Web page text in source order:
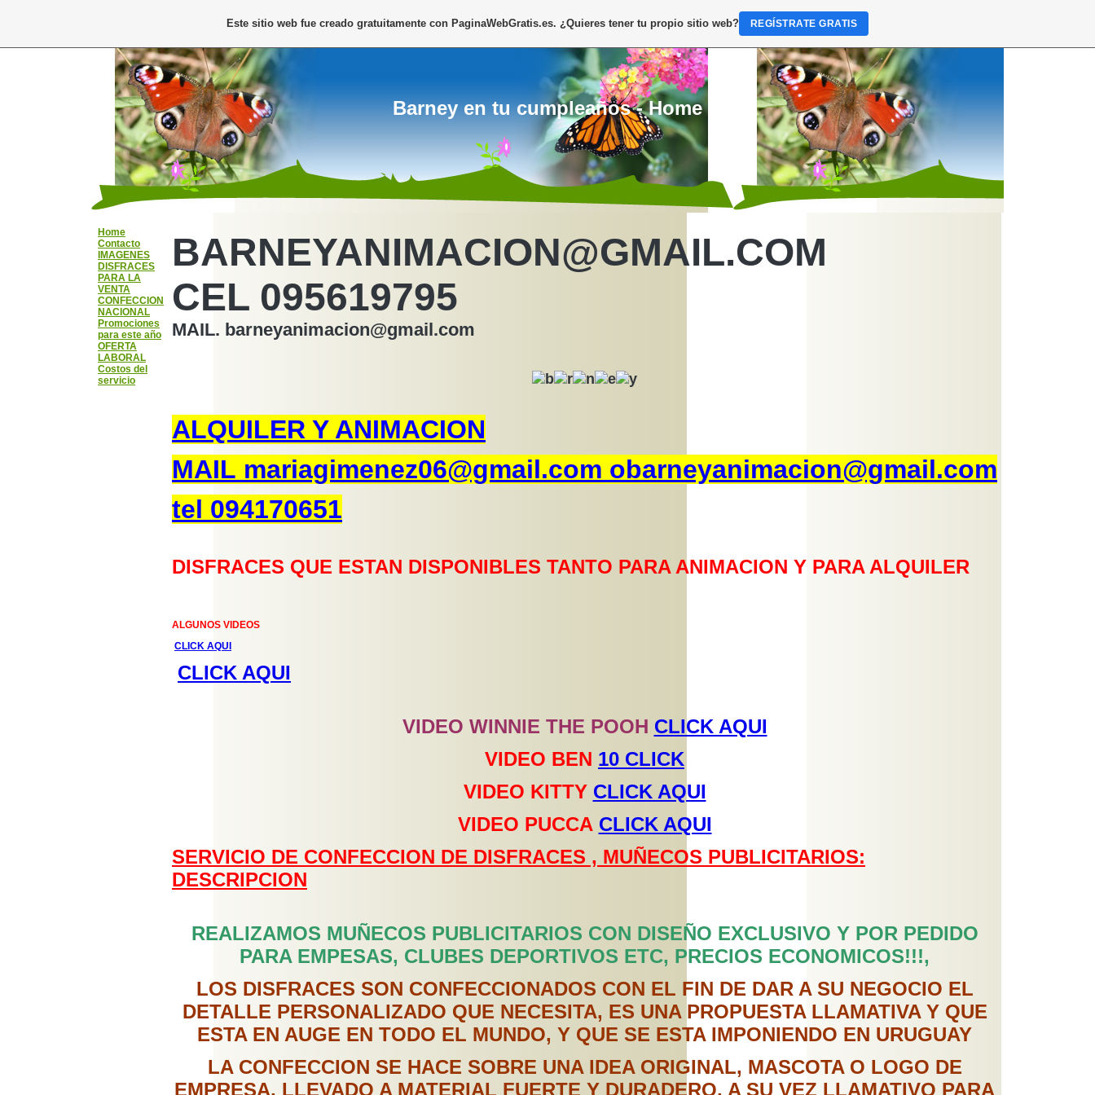
Barney en tu cumpleaños - Home
Home
Contacto
IMAGENES
DISFRACES
PARA LA
VENTA
CONFECCION
NACIONAL
Promociones
para este año
OFERTA
LABORAL
Costos del
servicio
BARNEYANIMACION@GMAIL.COM
CEL 095619795
MAIL. barneyanimacion@gmail.com
ALQUILER Y ANIMACION
MAIL mariagimenez06@gmail.com obarneyanimacion@gmail.com
tel 094170651
DISFRACES QUE ESTAN DISPONIBLES TANTO PARA ANIMACION Y PARA ALQUILER
ALGUNOS VIDEOS
CLICK AQUI
CLICK AQUI
VIDEO WINNIE THE POOH CLICK AQUI
VIDEO BEN 10 CLICK
VIDEO KITTY CLICK AQUI
VIDEO PUCCA CLICK AQUI
SERVICIO DE CONFECCION DE DISFRACES , MUÑECOS PUBLICITARIOS:
DESCRIPCION
REALIZAMOS MUÑECOS PUBLICITARIOS CON DISEÑO EXCLUSIVO Y POR PEDIDO
PARA EMPESAS, CLUBES DEPORTIVOS ETC, PRECIOS ECONOMICOS!!!,
LOS DISFRACES SON CONFECCIONADOS CON EL FIN DE DAR A SU NEGOCIO EL
DETALLE PERSONALIZADO QUE NECESITA, ES UNA PROPUESTA LLAMATIVA Y QUE
ESTA EN AUGE EN TODO EL MUNDO, Y QUE SE ESTA IMPONIENDO EN URUGUAY
LA CONFECCION SE HACE SOBRE UNA IDEA ORIGINAL, MASCOTA O LOGO DE
EMPRESA, LLEVADO A MATERIAL FUERTE Y DURADERO, A SU VEZ LLAMATIVO PARA
Este sitio web fue creado gratuitamente con PaginaWebGratis.es. ¿Quieres tener tu propio sitio web? REGÍSTRATE GRATIS